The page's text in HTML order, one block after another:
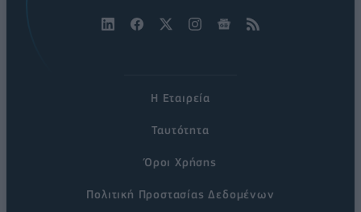
Η Εταιρεία
Ταυτότητα
Όροι Χρήσης
Πολιτική Προστασίας Δεδομένων